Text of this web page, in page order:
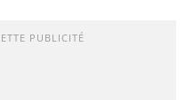
PUBLICITÉ